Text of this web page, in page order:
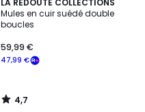
LA REDOUTE COLLECTIONS
Mules en cuir suédé double
boucles
47,99 €
59,99 €
/ 5
4,7
/